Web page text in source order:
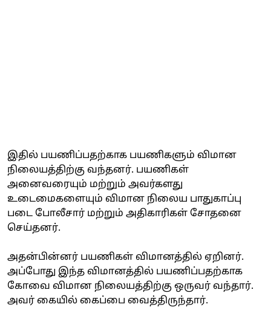
இதில் பயணிப்பதற்காக பயணிகளும் விமான
நிலையத்திற்கு வந்தனர். பயணிகள்
அனைவரையும் மற்றும் அவர்களது
உடைமைகளையும் விமான நிலைய பாதுகாப்பு
படை போலீசார் மற்றும் அதிகாரிகள் சோதனை
செய்தனர்.
அதன்பின்னர் பயணிகள் விமானத்தில் ஏறினர்.
அப்போது இந்த விமானத்தில் பயணிப்பதற்காக
கோவை விமான நிலையத்திற்கு ஒருவர் வந்தார்.
அவர் கையில் கைப்பை வைத்திருந்தார்.